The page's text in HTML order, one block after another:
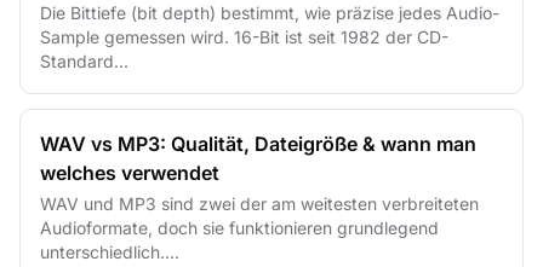
Die Bittiefe (bit depth) bestimmt, wie präzise jedes Audio-
Sample gemessen wird. 16-Bit ist seit 1982 der CD-
Standard...
WAV vs MP3: Qualität, Dateigröße & wann man
welches verwendet
WAV und MP3 sind zwei der am weitesten verbreiteten
Audioformate, doch sie funktionieren grundlegend
unterschiedlich....